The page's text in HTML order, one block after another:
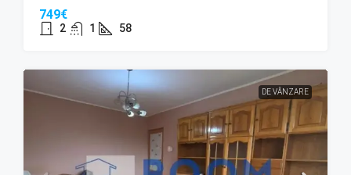
749€
2 1 58
DE VÂNZARE